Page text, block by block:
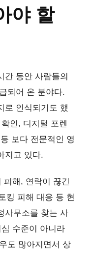
야 할
간 동안 사람들의
되어 온 분야다.
로 인식되기도 했
인, 디지털 포렌
보다 전문적인 영
지고 있다.
피해, 연락이 끊긴
킹 피해 대응 등 현
사무소를 찾는 사
수준이 아니라
도 많아지면서 상